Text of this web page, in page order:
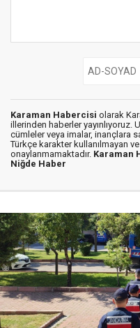
Karaman Habercisi olarak
illerinden haberler yayınlıyoruz.
cümleler veya imalar, inançlara
Türkçe karakter kullanılmayan
onaylanmamaktadır. Karaman
Niğde Haber